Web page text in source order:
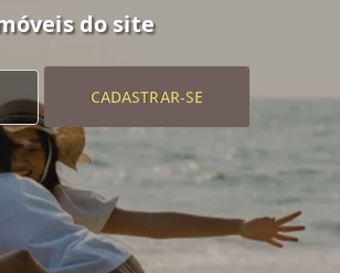
do site
CADASTRAR-SE